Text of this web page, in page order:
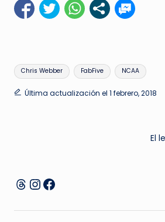
Etiquetas:
Chris Webber FabFive NCAA
Última actualización el 1 febrero, 2018
El
Threads
Instagram
Facebook